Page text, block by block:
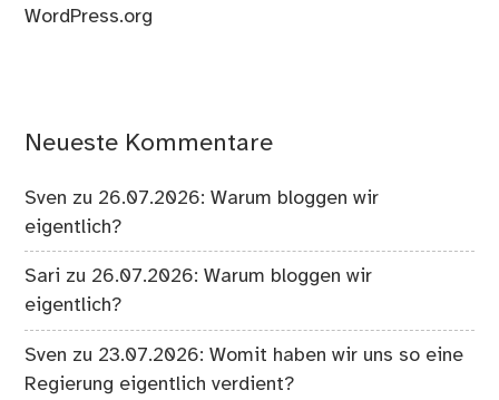
WordPress.org
Neueste Kommentare
Sven zu 26.07.2026: Warum bloggen wir
eigentlich?
Sari zu 26.07.2026: Warum bloggen wir
eigentlich?
Sven zu 23.07.2026: Womit haben wir uns so eine
Regierung eigentlich verdient?